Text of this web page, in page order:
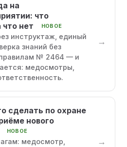
на
что
нет
НОВОЕ
инструктаж, единый
знаний без
№ 2464 — и
медосмотры,
→
сделать по охране
нового
НОВОЕ
медосмотр,
→